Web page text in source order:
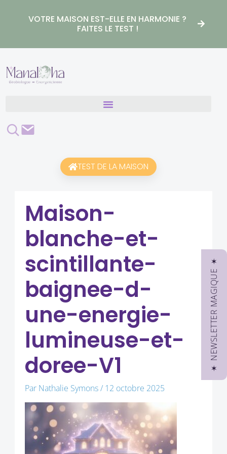
VOTRE MAISON EST-ELLE EN HARMONIE ?
FAITES LE TEST !
Rechercher
Contact
TEST DE LA MAISON
Maison-
blanche-et-
scintillante-
baignee-d-
une-energie-
lumineuse-et-
doree-V1
Par Nathalie Symons/ 12 octobre 2025
✶ NEWSLETTER MAGIQUE ✶